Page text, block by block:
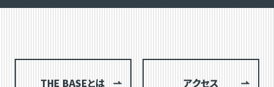
THE BASEとは アクセス